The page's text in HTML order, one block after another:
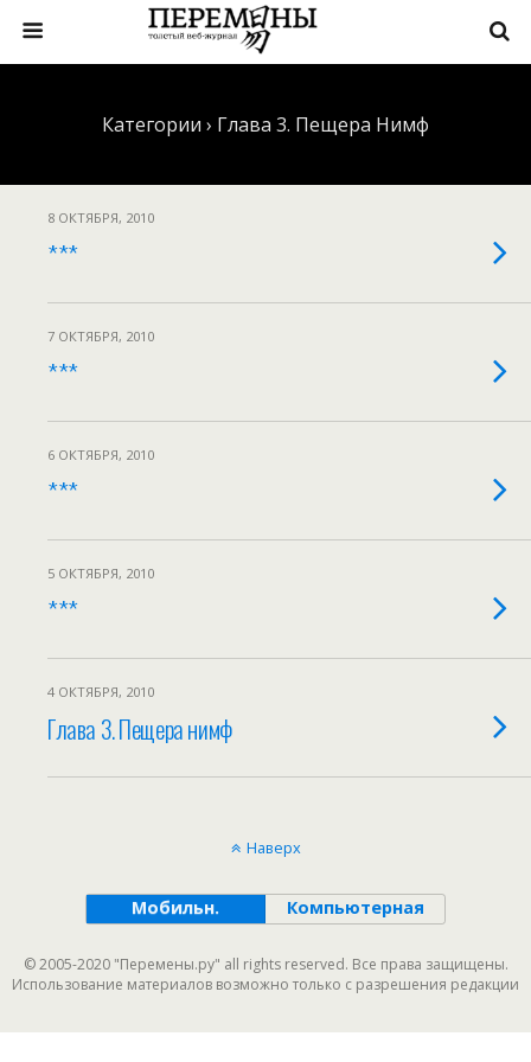
Категории › Глава 3. Пещера Нимф
8 ОКТЯБРЯ, 2010
***
7 ОКТЯБРЯ, 2010
***
6 ОКТЯБРЯ, 2010
***
5 ОКТЯБРЯ, 2010
***
4 ОКТЯБРЯ, 2010
Глава 3. Пещера нимф
Наверх
Мобильн. Компьютерная
© 2005-2020 "Перемены.ру" all rights reserved. Все права защищены.
Использование материалов возможно только с разрешения редакции